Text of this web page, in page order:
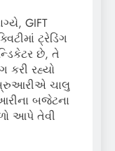
GIFT
ટ્રેડિંગ
છે, તે
કરી રહ્યો
ચાલુ
બજેટના
આપે તેવી